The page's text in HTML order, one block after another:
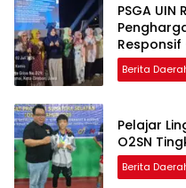
PSGA
Berita
Pelajar
O2SN
Berita